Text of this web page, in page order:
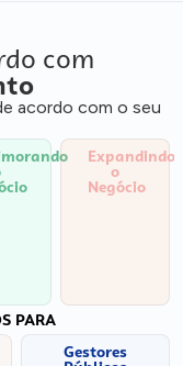
com
acordo com o seu
Expandindo
o
Negócio
PARA
Gestores